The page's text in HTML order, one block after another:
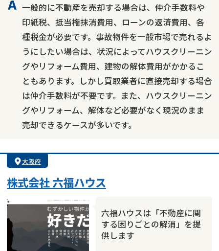
一般的に不動産を売却する場合は、仲介手数料や
印紙税、抵当権抹消費用、ローンの返済費用、各
種税金が必要です。事故物件を一般市場で売れるよ
うにしたい場合は、状況によってハウスクリーニン
グやリフォーム費用、建物の解体費用がかかるこ
ともあります。しかし買取業者に直接売却する場合
は仲介手数料が不要です。また、ハウスクリーニン
グやリフォーム、解体など必要がなく現況のまま
売却できるケースが多いです。
大阪府
株式会社 六福ハウス
六福ハウスは「不動産に関
する困りごとの解消」を提
供します